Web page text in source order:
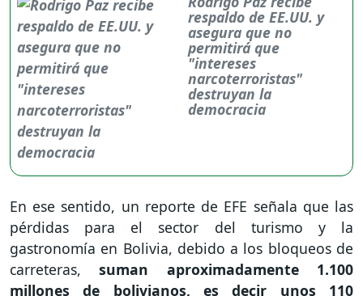
respaldo de EE.UU. y
asegura que no
permitirá que
"intereses
narcoterroristas"
destruyan la
democracia
En ese sentido, un reporte de EFE señala que las
pérdidas para el sector del turismo y la
gastronomía en Bolivia, debido a los bloqueos de
carreteras,suman aproximadamente 1.100
millones de bolivianos, es decir unos 110